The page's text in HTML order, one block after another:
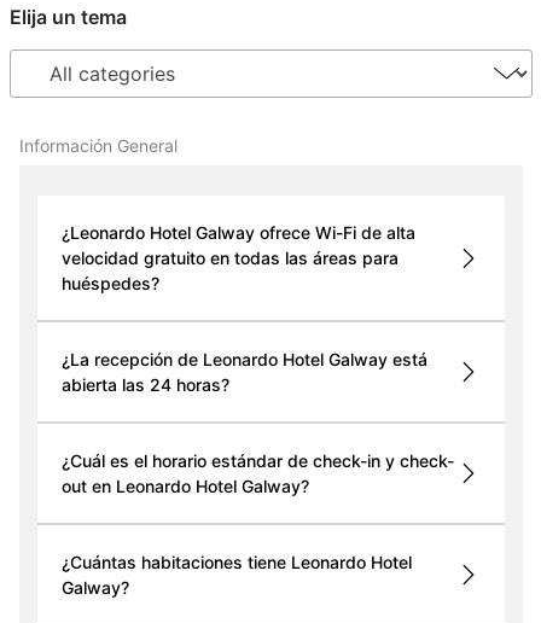
Elija un tema
Información General
¿Leonardo Hotel Galway ofrece Wi-Fi de alta
velocidad gratuito en todas las áreas para
huéspedes?
¿La recepción de Leonardo Hotel Galway está
abierta las 24 horas?
¿Cuál es el horario estándar de check-in y check-
out en Leonardo Hotel Galway?
¿Cuántas habitaciones tiene Leonardo Hotel
Galway?